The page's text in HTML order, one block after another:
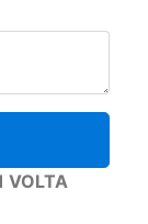
VOLTA